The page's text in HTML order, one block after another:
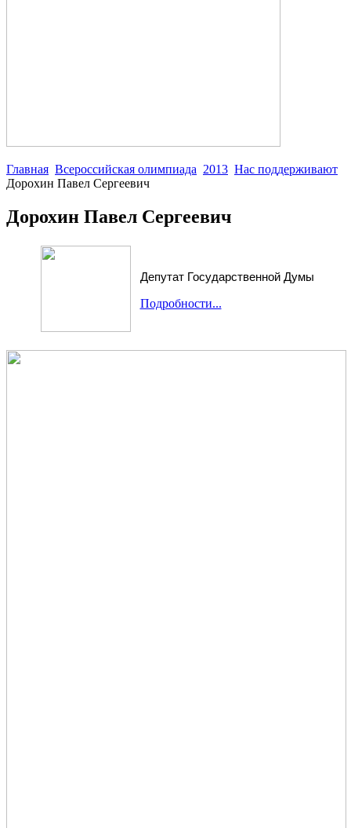
Главная Всероссийская олимпиада 2013 Нас поддерживают
Дорохин Павел Сергеевич
Дорохин Павел Сергеевич
Депутат Государственной Думы
Подробности...